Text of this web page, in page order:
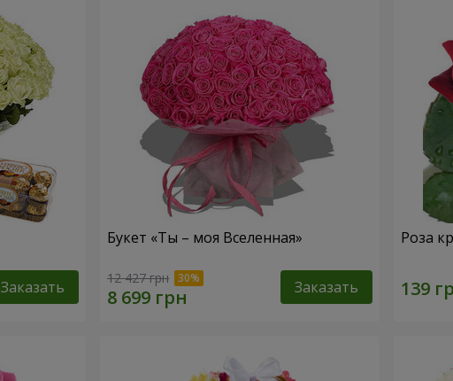
Заказать
Букет «Ты – моя Вселенная»
12 427 грн Заказать
Роза